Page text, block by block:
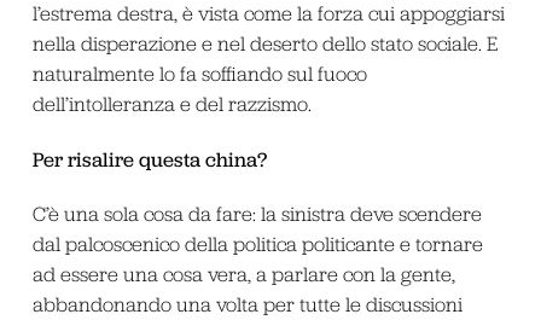
l’estrema destra, è vista come la forza cui appoggiarsi
nella disperazione e nel deserto dello stato sociale. E
naturalmente lo fa soffiando sul fuoco
dell’intolleranza e del razzismo.
Per risalire questa china?
C’è una sola cosa da fare: la sinistra deve scendere
dal palcoscenico della politica politicante e tornare
ad essere una cosa vera, a parlare con la gente,
abbandonando una volta per tutte le discussioni